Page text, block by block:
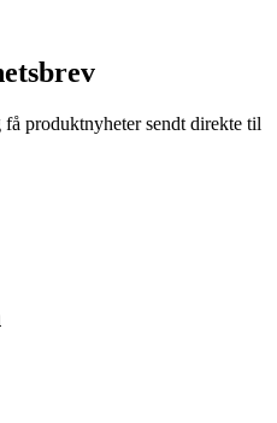
produktnyheter sendt direkte til